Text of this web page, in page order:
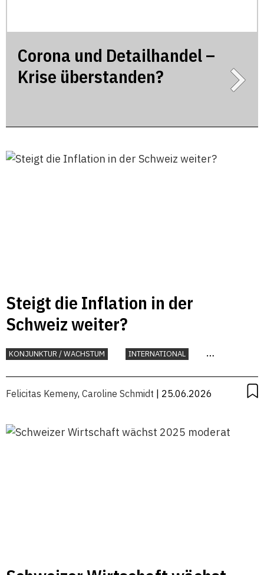
Corona und Detailhandel –
Krise überstanden?
Steigt die Inflation in der
Schweiz weiter?
KONJUNKTUR / WACHSTUM
INTERNATIONAL
Felicitas Kemeny, Caroline Schmidt | 25.06.2026